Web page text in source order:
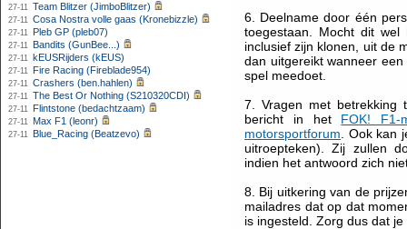
27-11 Team Blitzer (JimboBlitzer)
27-11 Cosa Nostra volle gaas (Kronebizzle)
27-11 Pleb GP (pleb07)
27-11 Bandits (GunBee...)
27-11 kEUSRijders (kEUS)
27-11 Fire Racing (Fireblade954)
27-11 Crashers (ben.hahlen)
27-11 The Best Or Nothing (S210320CDI)
27-11 Flintstone (bedachtzaam)
27-11 Max F1 (leonr)
27-11 Blue_Racing (Beatzevo)
6. Deelname door één
toegestaan. Mocht dit
inclusief zijn klonen, uit de
dan uitgereikt wanneer
spel meedoet.
7. Vragen met betrekking
bericht in het FOK! F1-
motorsportforum . Ook
uitroepteken). Zij zullen
indien het antwoord zich
8. Bij uitkering van de
mailadres dat op dat
is ingesteld. Zorg dus dat